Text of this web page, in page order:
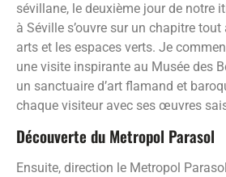
sévillane, le deuxième jour de notre
à Séville s’ouvre sur un chapitre
arts et les espaces verts. Je
une visite inspirante au Musée des
un sanctuaire d’art flamand et
chaque visiteur avec ses œuvres
Découverte du Metropol Parasol
Ensuite, direction le Metropol